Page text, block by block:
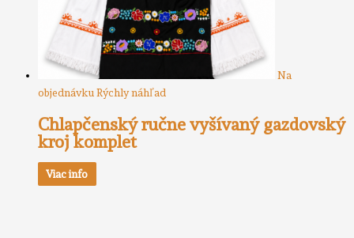
Na
objednávku Rýchly náhľad
Chlapčenský ručne vyšívaný gazdovský
kroj komplet
Viac info